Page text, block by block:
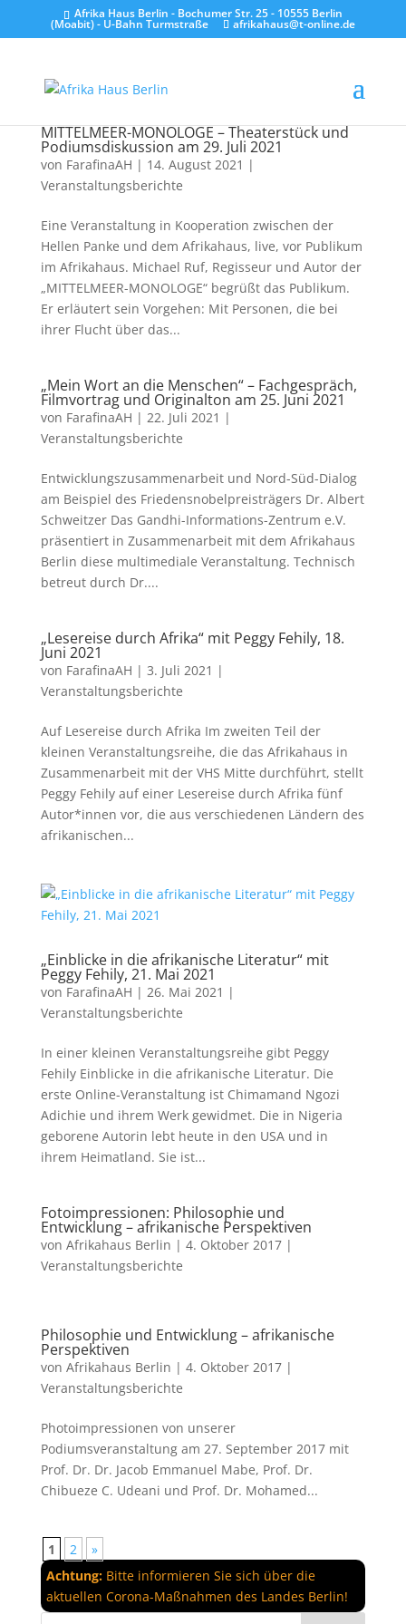
Afrika Haus Berlin - Bochumer Str. 25 - 10555 Berlin
(Moabit) - U-Bahn Turmstraße afrikahaus@t-online.de
MITTELMEER-MONOLOGE – Theaterstück und
Podiumsdiskussion am 29. Juli 2021
von FarafinaAH | 14. August 2021 |
Veranstaltungsberichte
Eine Veranstaltung in Kooperation zwischen der
Hellen Panke und dem Afrikahaus, live, vor Publikum
im Afrikahaus. Michael Ruf, Regisseur und Autor der
„MITTELMEER-MONOLOGE“ begrüßt das Publikum.
Er erläutert sein Vorgehen: Mit Personen, die bei
ihrer Flucht über das...
„Mein Wort an die Menschen“ – Fachgespräch,
Filmvortrag und Originalton am 25. Juni 2021
von FarafinaAH | 22. Juli 2021 |
Veranstaltungsberichte
Entwicklungszusammenarbeit und Nord-Süd-Dialog
am Beispiel des Friedensnobelpreisträgers Dr. Albert
Schweitzer Das Gandhi-Informations-Zentrum e.V.
präsentiert in Zusammenarbeit mit dem Afrikahaus
Berlin diese multimediale Veranstaltung. Technisch
betreut durch Dr....
„Lesereise durch Afrika“ mit Peggy Fehily, 18.
Juni 2021
von FarafinaAH | 3. Juli 2021 |
Veranstaltungsberichte
Auf Lesereise durch Afrika Im zweiten Teil der
kleinen Veranstaltungsreihe, die das Afrikahaus in
Zusammenarbeit mit der VHS Mitte durchführt, stellt
Peggy Fehily auf einer Lesereise durch Afrika fünf
Autor*innen vor, die aus verschiedenen Ländern des
afrikanischen...
„Einblicke in die afrikanische Literatur“ mit
Peggy Fehily, 21. Mai 2021
von FarafinaAH | 26. Mai 2021 |
Veranstaltungsberichte
In einer kleinen Veranstaltungsreihe gibt Peggy
Fehily Einblicke in die afrikanische Literatur. Die
erste Online-Veranstaltung ist Chimamand Ngozi
Adichie und ihrem Werk gewidmet. Die in Nigeria
geborene Autorin lebt heute in den USA und in
ihrem Heimatland. Sie ist...
Fotoimpressionen: Philosophie und
Entwicklung – afrikanische Perspektiven
von Afrikahaus Berlin | 4. Oktober 2017|
Veranstaltungsberichte
Philosophie und Entwicklung – afrikanische
Perspektiven
von Afrikahaus Berlin | 4. Oktober 2017|
Veranstaltungsberichte
Photoimpressionen von unserer
Podiumsveranstaltung am 27. September 2017 mit
Prof. Dr. Dr. Jacob Emmanuel Mabe, Prof. Dr.
Chibueze C. Udeani und Prof. Dr. Mohamed...
1 2
»
Achtung:Bitte informieren Sie sich über die
aktuellen Corona-Maßnahmen des Landes Berlin!